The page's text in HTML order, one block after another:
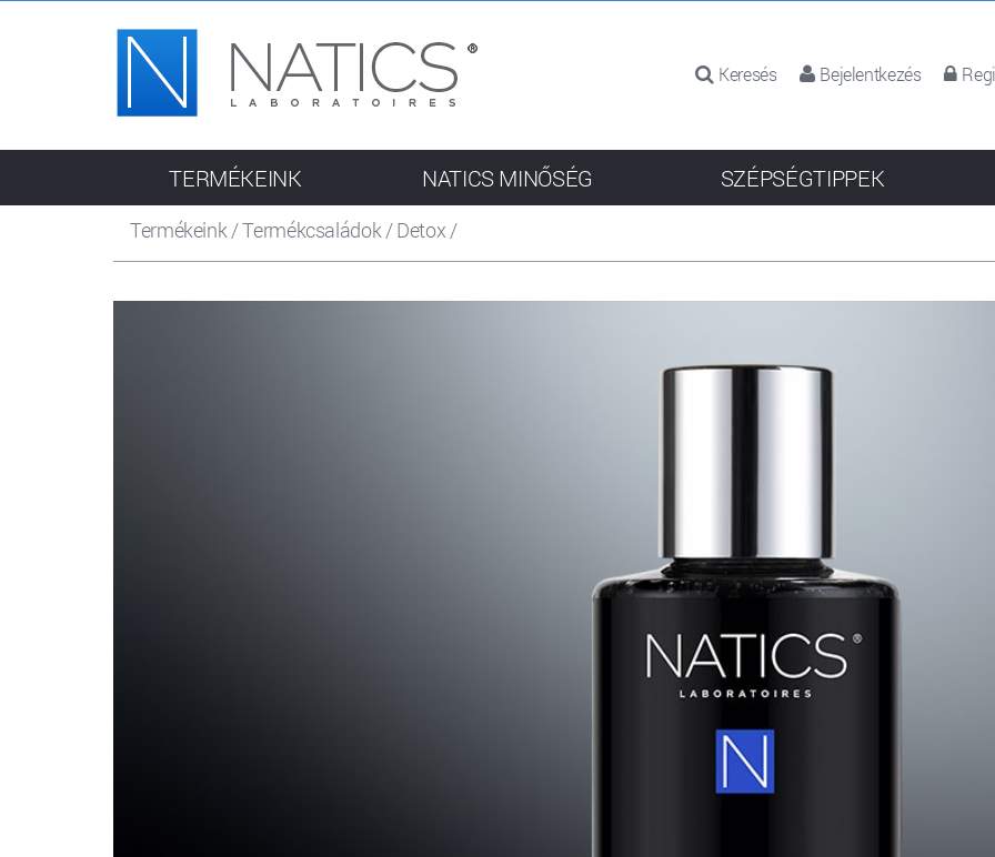
Keresés Bejelentkezés
Termékeink/Termékcsaládok/Detox /
TERMÉKEINK NATICS MINŐSÉG SZÉPSÉGTIPPEK